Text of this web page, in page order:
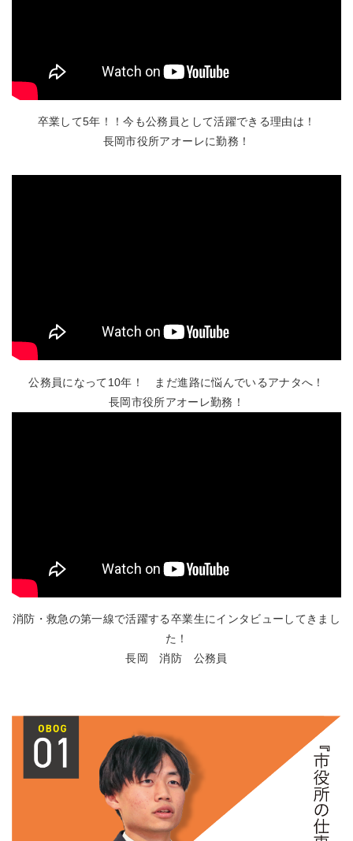
卒業して5年！！今も公務員として活躍できる理由は！
長岡市役所アオーレに勤務！
公務員になって10年！ まだ進路に悩んでいるアナタへ！
長岡市役所アオーレ勤務！
消防・救急の第一線で活躍する卒業生にインタビューしてきまし
た！
長岡 消防 公務員